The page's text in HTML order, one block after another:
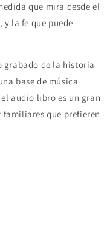
que mira desde el
la fe que puede
grabado de la historia
base de música
audio libro es un gran
que prefieren